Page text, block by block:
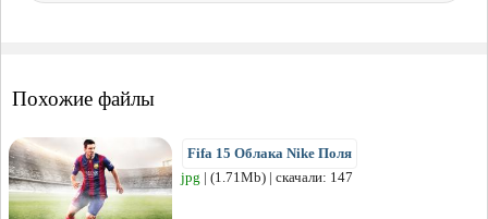
Похожие файлы
Fifa 15 Облака Nike Поля
jpg | (1.71Mb) | скачали: 147